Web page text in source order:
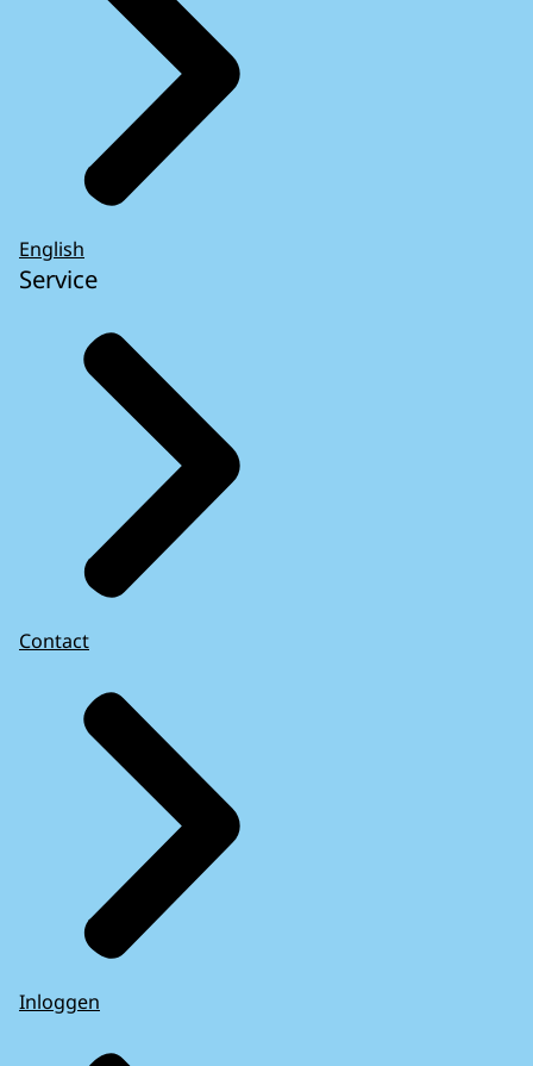
English
Service
Contact
Inloggen